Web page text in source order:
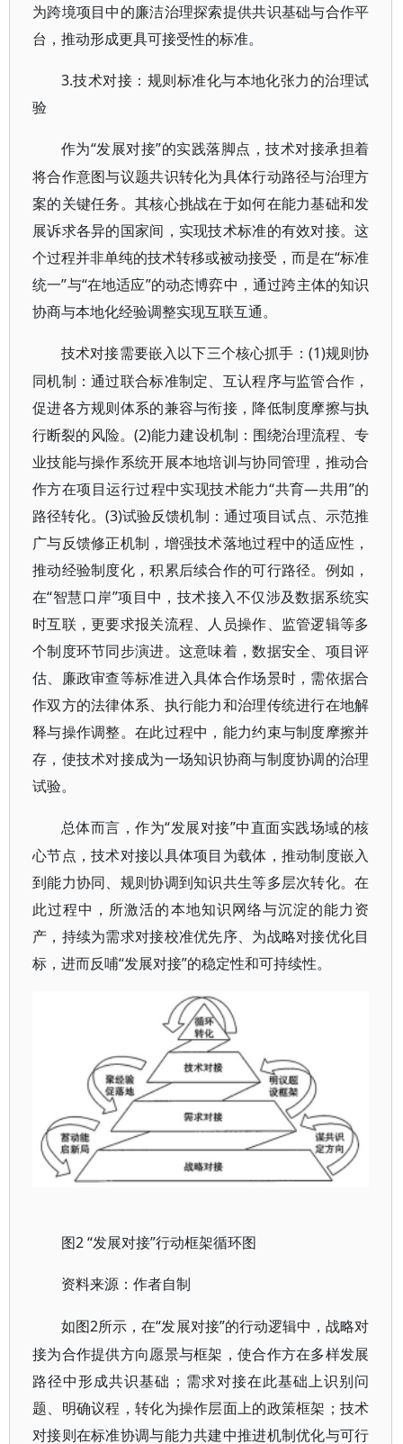
为跨境项目中的廉洁治理探索提供共识基础与合作平
台，推动形成更具可接受性的标准。
3.技术对接：规则标准化与本地化张力的治理试
验
作为“发展对接”的实践落脚点，技术对接承担着
将合作意图与议题共识转化为具体行动路径与治理方
案的关键任务。其核心挑战在于如何在能力基础和发
展诉求各异的国家间，实现技术标准的有效对接。这
个过程并非单纯的技术转移或被动接受，而是在“标准
统一”与“在地适应”的动态博弈中，通过跨主体的知识
协商与本地化经验调整实现互联互通。
技术对接需要嵌入以下三个核心抓手： (1)规则协
同机制：通过联合标准制定、互认程序与监管合作，
促进各方规则体系的兼容与衔接，降低制度摩擦与执
行断裂的风险。(2)能力建设机制：围绕治理流程、专
业技能与操作系统开展本地培训与协同管理，推动合
作方在项目运行过程中实现技术能力“共育—共用”的
路径转化。(3)试验反馈机制：通过项目试点、示范推
广与反馈修正机制，增强技术落地过程中的适应性，
推动经验制度化，积累后续合作的可行路径。例如，
在“智慧口岸”项目中，技术接入不仅涉及数据系统实
时互联，更要求报关流程、人员操作、监管逻辑等多
个制度环节同步演进。这意味着，数据安全、项目评
估、廉政审查等标准进入具体合作场景时，需依据合
作双方的法律体系、执行能力和治理传统进行在地解
释与操作调整。在此过程中，能力约束与制度摩擦并
存，使技术对接成为一场知识协商与制度协调的治理
试验。
总体而言，作为“发展对接”中直面实践场域的核
心节点，技术对接以具体项目为载体，推动制度嵌入
到能力协同、规则协调到知识共生等多层次转化。在
此过程中，所激活的本地知识网络与沉淀的能力资
产，持续为需求对接校准优先序、为战略对接优化目
标，进而反哺“发展对接”的稳定性和可持续性。
图2 “发展对接”行动框架循环图
资料来源：作者自制
如图2所示，在“发展对接”的行动逻辑中，战略对
接为合作提供方向愿景与框架，使合作方在多样发展
路径中形成共识基础；需求对接在此基础上识别问
题、明确议程，转化为操作层面上的政策框架；技术
对接则在标准协调与能力共建中推进机制优化与可行